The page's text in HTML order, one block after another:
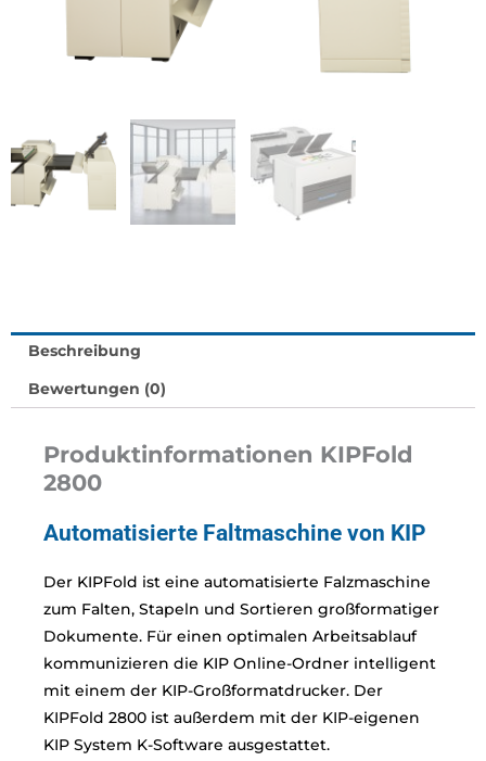
Beschreibung
Bewertungen (0)
Produktinformationen KIPFold
2800
Automatisierte Faltmaschine von KIP
Der KIPFold ist eine automatisierte Falzmaschine
zum Falten, Stapeln und Sortieren großformatiger
Dokumente. Für einen optimalen Arbeitsablauf
kommunizieren die KIP Online-Ordner intelligent
mit einem der KIP-Großformatdrucker. Der
KIPFold 2800 ist außerdem mit der KIP-eigenen
KIP System K-Software ausgestattet.